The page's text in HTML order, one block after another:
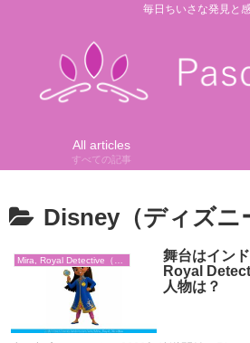
毎日ちいさな発見と
All articles
すべての記事
Disney（ディズニ
舞台はイン
Royal
人物は？